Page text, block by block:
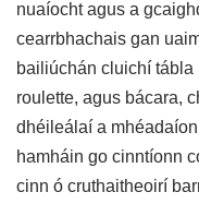
nuaíocht agus a
cearrbhachais gan
bailiúchán cluichí tábla
roulette, agus bácara,
dhéileálaí a
hamháin go cinntíonn
cinn ó cruthaitheoirí